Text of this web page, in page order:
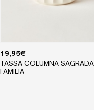
19,95€
TASSA COLUMNA SAGRADA
FAMILIA